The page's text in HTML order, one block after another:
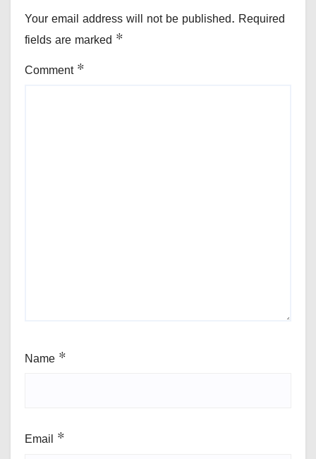
Your email address will not be published. Required
fields are marked *
Comment *
Name *
Email *